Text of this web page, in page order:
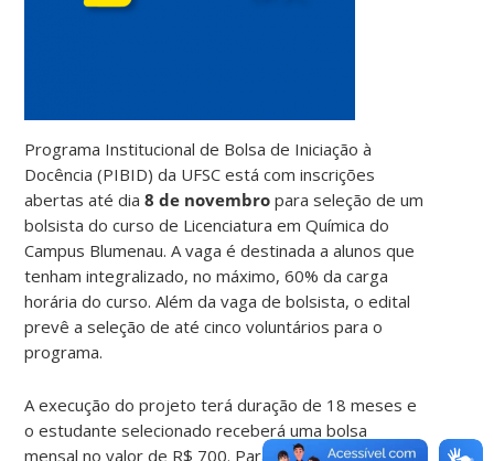
Programa Institucional de Bolsa de Iniciação à
Docência (PIBID) da UFSC está com inscrições
abertas até dia8 de novembro para seleção de um
bolsista do curso de Licenciatura em Química do
Campus Blumenau. A vaga é destinada a alunos que
tenham integralizado, no máximo, 60% da carga
horária do curso. Além da vaga de bolsista, o edital
prevê a seleção de até cinco voluntários para o
programa.
A execução do projeto terá duração de 18 meses e
o estudante selecionado receberá uma bolsa
mensal no valor de R$ 700. Para se inscrever, o